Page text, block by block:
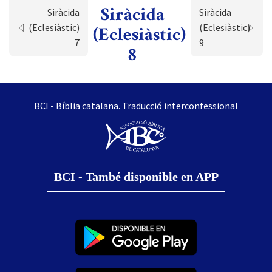
Siràcida
(Eclesiàstic)
7
Siràcida
(Eclesiàstic)
8
Siràcida
(Eclesiàstic)
9
BCI - Bíblia catalana. Traducció interconfessional
BCI - També disponible en APP